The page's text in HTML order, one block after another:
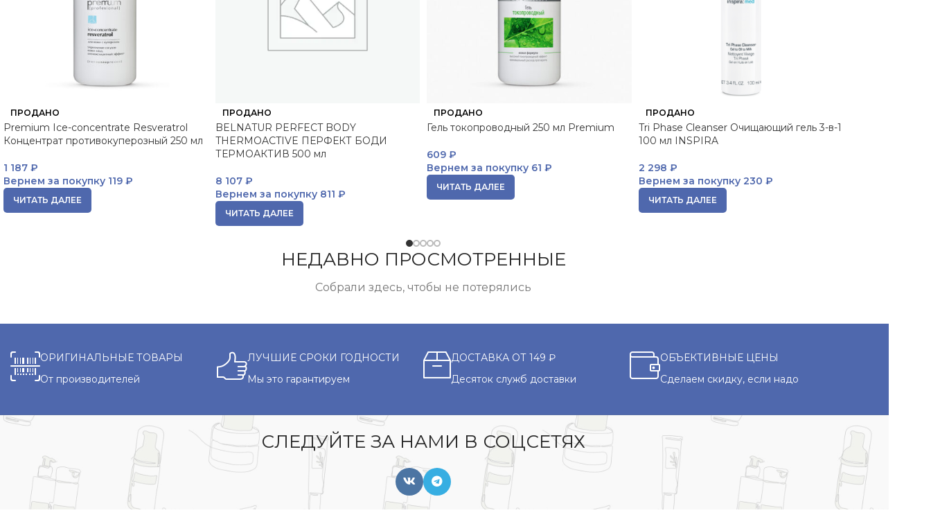
ПРОДАНО
Premium Ice-concentrate Resveratrol
Концентрат противокуперозный 250 мл
1 187 ₽
Вернем за покупку 119 ₽
ЧИТАТЬ ДАЛЕЕ
ПРОДАНО
BELNATUR PERFECT BODY
THERMOACTIVE ПЕРФЕКТ БОДИ
ТЕРМОАКТИВ 500 мл
8 107 ₽
Вернем за покупку811 ₽
ЧИТАТЬ ДАЛЕЕ
ПРОДАНО
Гель токопроводный 250 мл Premium
609 ₽
Вернем за покупку 61 ₽
ЧИТАТЬ ДАЛЕЕ
ПРОДАНО
Tri Phase Cleanser Очищающий гель 3-в-1
100 мл INSPIRA
2 298 ₽
Вернем за покупку230 ₽
ЧИТАТЬ ДАЛЕЕ
НЕДАВНО ПРОСМОТРЕННЫЕ
Собрали здесь, чтобы не потерялись
ОРИГИНАЛЬНЫЕ ТОВАРЫ
От производителей
ЛУЧШИЕ СРОКИ ГОДНОСТИ
Мы это гарантируем
ДОСТАВКА ОТ 149 ₽
Десяток служб доставки
ОБЪЕКТИВНЫЕ ЦЕНЫ
Сделаем скидку, если надо
СЛЕДУЙТЕ ЗА НАМИ В СОЦСЕТЯХ